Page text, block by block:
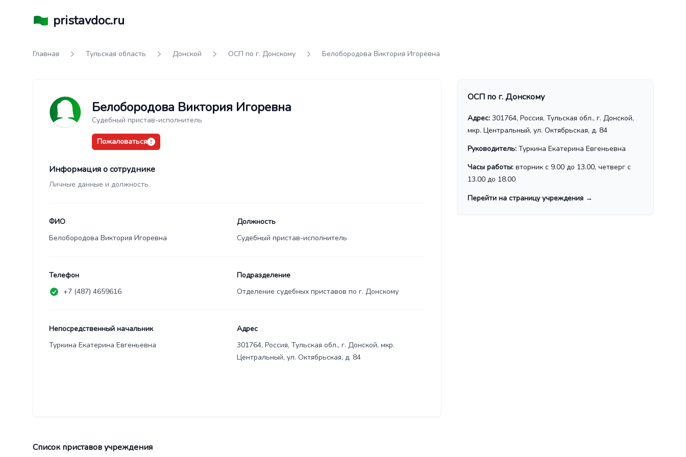
pristavdoc.ru
Главная Тульская область Донской ОСП по г. Донскому Белобородова Виктория Игоревна
Белобородова Виктория Игоревна
Судебный пристав-исполнитель
Пожаловаться
Информация о сотруднике
Личные данные и должность.
ФИО
Белобородова Виктория Игоревна
Должность
Судебный пристав-исполнитель
Телефон
+7 (487) 4659616
Подразделение
Отделение судебных приставов по г. Донскому
Непосредственный начальник
Туркина Екатерина Евгеньевна
Адрес
301764, Россия, Тульская обл., г. Донской, мкр.
Центральный, ул. Октябрьская, д. 84
ОСП по г. Донскому
Адрес: 301764, Россия, Тульская обл., г. Донской,
мкр. Центральный, ул. Октябрьская, д. 84
Руководитель: Туркина Екатерина Евгеньевна
Часы работы: вторник с 9.00 до 13.00, четверг с
13.00 до 18.00
Перейти на страницу учреждения →
Список приставов учреждения